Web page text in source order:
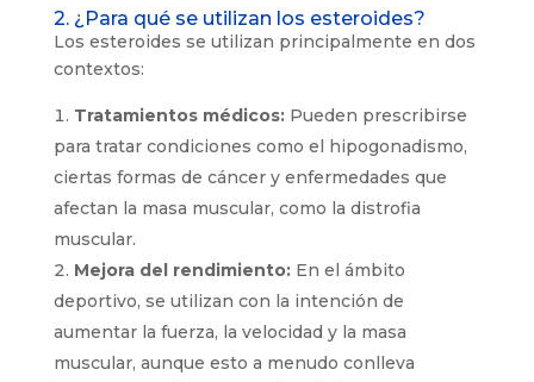
2. ¿Para qué se utilizan los esteroides?
Los esteroides se utilizan principalmente en dos
contextos:
Tratamientos médicos:Pueden prescribirse
para tratar condiciones como el hipogonadismo,
ciertas formas de cáncer y enfermedades que
afectan la masa muscular, como la distrofia
muscular.
Mejora del rendimiento:En el ámbito
deportivo, se utilizan con la intención de
aumentar la fuerza, la velocidad y la masa
muscular, aunque esto a menudo conlleva